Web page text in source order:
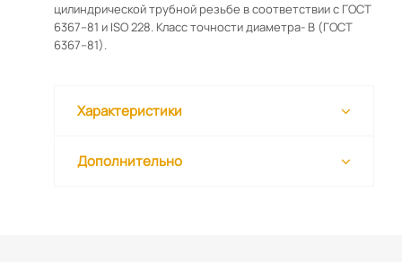
цилиндрической трубной резьбе в соответствии с ГОСТ
6367–81 и ISO 228. Класс точности диаметра- В (ГОСТ
6367–81).
Характеристики
Дополнительно